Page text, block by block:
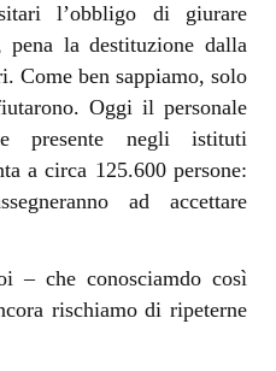
l’obbligo di giurare
la destituzione dalla
Come ben sappiamo, solo
Oggi il personale
presente negli istituti
a circa 125.600 persone:
ad accettare
– che conosciamdo così
rischiamo di ripeterne